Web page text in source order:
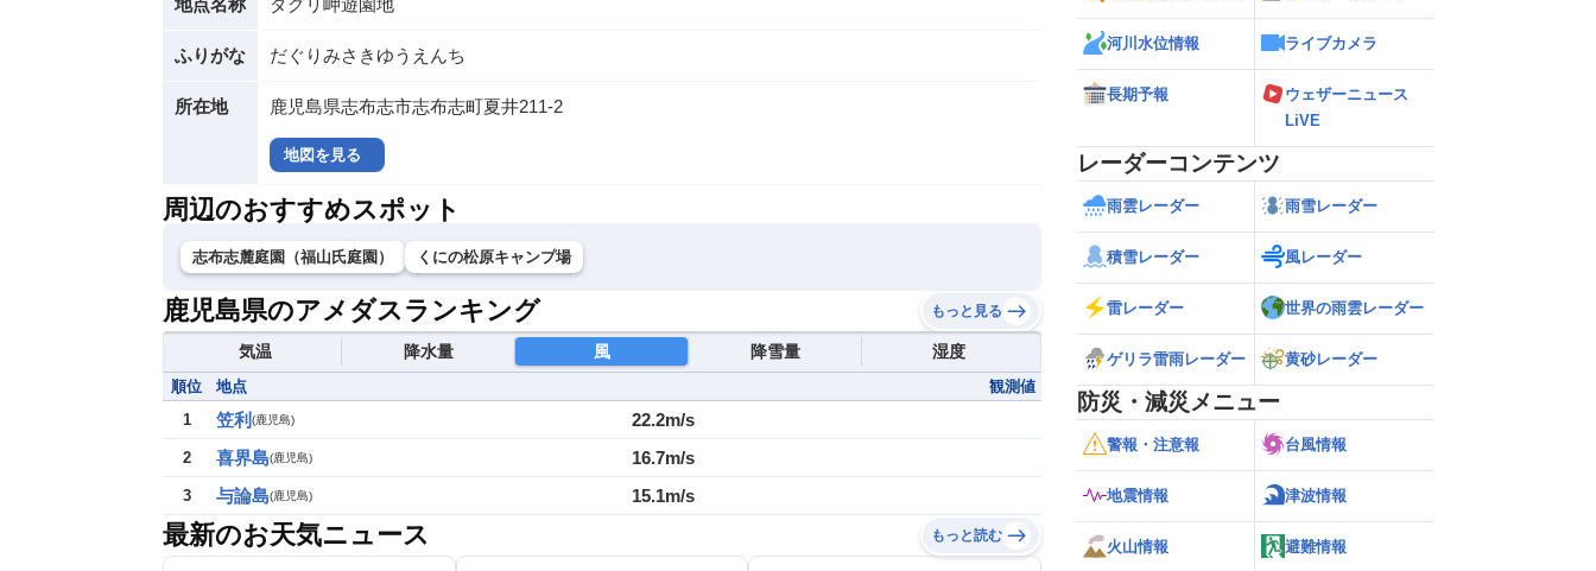
地点名称 ダグリ岬遊園地
ふりがな だぐりみさきゆうえんち
所在地 鹿児島県志布志市志布志町夏井211-2
地図を見る
周辺のおすすめスポット
志布志麓庭園（福山氏庭園） くにの松原キャンプ場
鹿児島県のアメダスランキング もっと見る
気温 降水量 風 降雪量 湿度
順位 地点
観測値
1
笠利 (鹿児島) 22.2m/s
2 喜界島(鹿児島) 16.7m/s
3 与論島(鹿児島) 15.1m/s
最新のお天気ニュース もっと読む
河川水位情報 ライブカメラ
長期予報
ウェザーニュース
LiVE
レーダーコンテンツ
雨雲レーダー 雨雪レーダー
積雪レーダー 風レーダー
雷レーダー 世界の雨雲レーダー
ゲリラ雷雨レーダー 黄砂レーダー
防災・減災メニュー
警報・注意報 台風情報
地震情報 津波情報
火山情報 避難情報